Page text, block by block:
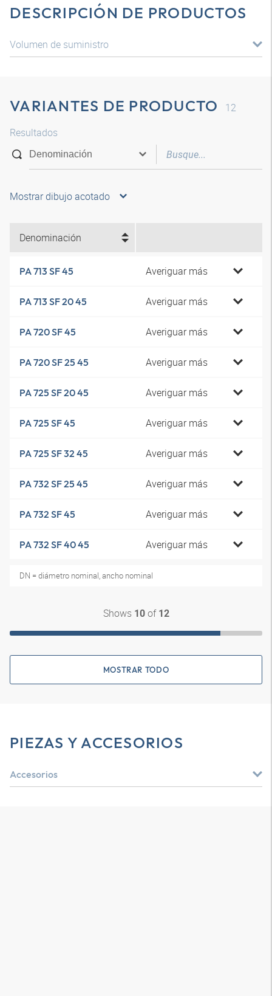
DESCRIPCIÓN DE PRODUCTOS
Volumen de suministro
VARIANTES DE PRODUCTO
12
Resultados
Mostrar dibujo acotado
Denominación
PA 713 SF 45 Averiguar más
PA 713 SF 20 45 Averiguar más
PA 720 SF 45 Averiguar más
PA 720 SF 25 45 Averiguar más
PA 725 SF 20 45 Averiguar más
PA 725 SF 45 Averiguar más
PA 725 SF 32 45 Averiguar más
PA 732 SF 25 45 Averiguar más
PA 732 SF 45 Averiguar más
PA 732 SF 40 45 Averiguar más
DN = diámetro nominal, ancho nominal
Shows 10of 12
MOSTRAR TODO
PIEZAS Y ACCESORIOS
Accesorios